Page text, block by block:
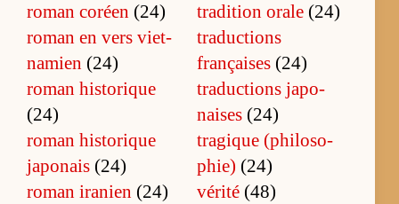
ro­man co­réen (24)
ro­man en vers viet­
na­mien (24)
ro­man his­to­rique
(24)
ro­man his­to­rique
ja­po­nais (24)
ro­man ira­nien (24)
tra­di­tion orale (24)
tra­duc­tions
françaises (24)
tra­duc­tions ja­po­
naises (24)
tra­gique (phi­lo­so­
phie) (24)
vérité (48)